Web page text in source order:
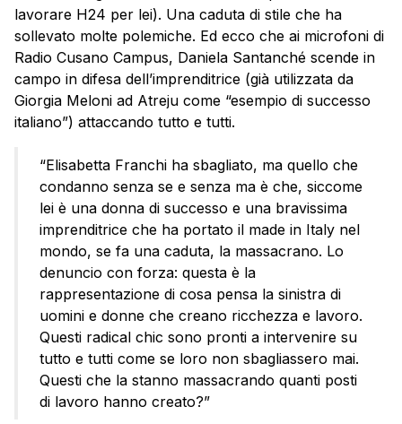
lavorare H24 per lei). Una caduta di stile che ha
sollevato molte polemiche. Ed ecco che ai microfoni di
Radio Cusano Campus, Daniela Santanché scende in
campo in difesa dell’imprenditrice (già utilizzata da
Giorgia Meloni ad Atreju come “esempio di successo
italiano”) attaccando tutto e tutti.
“Elisabetta Franchi ha sbagliato, ma quello che
condanno senza se e senza ma è che, siccome
lei è una donna di successo e una bravissima
imprenditrice che ha portato il made in Italy nel
mondo, se fa una caduta, la massacrano. Lo
denuncio con forza: questa è la
rappresentazione di cosa pensa la sinistra di
uomini e donne che creano ricchezza e lavoro.
Questi radical chic sono pronti a intervenire su
tutto e tutti come se loro non sbagliassero mai.
Questi che la stanno massacrando quanti posti
di lavoro hanno creato?”